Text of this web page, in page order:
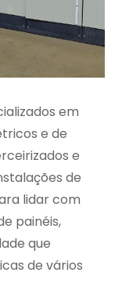
em
e de
e
de
lidar com
painéis,
que
de vários